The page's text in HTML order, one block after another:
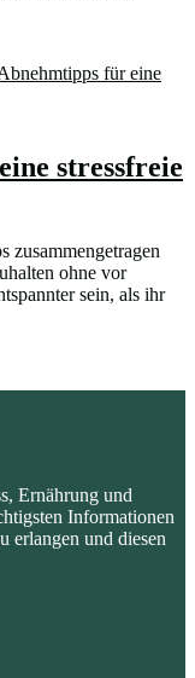
stressfreie
zusammengetragen
ohne vor
sein, als ihr
Ernährung und
Informationen
erlangen und diesen